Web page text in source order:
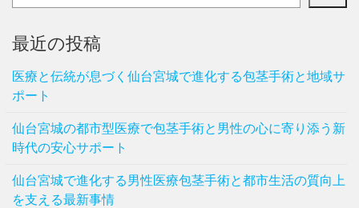
最近の投稿
医療と伝統が息づく仙台宮城で進化する包茎手術と地域サ
ポート
仙台宮城の都市型医療で包茎手術と男性の心に寄り添う新
時代の安心サポート
仙台宮城で進化する男性医療包茎手術と都市生活の質向上
を支える最新事情